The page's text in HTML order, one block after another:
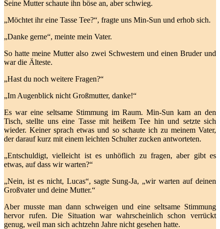
Seine Mutter schaute ihn böse an, aber schwieg.
„Möchtet ihr eine Tasse Tee?“, fragte uns Min-Sun und erhob sich.
„Danke gerne“, meinte mein Vater.
So hatte meine Mutter also zwei Schwestern und einen Bruder und
war die Älteste.
„Hast du noch weitere Fragen?“
„Im Augenblick nicht Großmutter, danke!“
Es war eine seltsame Stimmung im Raum. Min-Sun kam an den
Tisch, stellte uns eine Tasse mit heißem Tee hin und setzte sich
wieder. Keiner sprach etwas und so schaute ich zu meinem Vater,
der darauf kurz mit einem leichten Schulter zucken antworteten.
„Entschuldigt, vielleicht ist es unhöflich zu fragen, aber gibt es
etwas, auf dass wir warten?“
„Nein, ist es nicht, Lucas“, sagte Sung-Ja, „wir warten auf deinen
Großvater und deine Mutter.“
Aber musste man dann schweigen und eine seltsame Stimmung
hervor rufen. Die Situation war wahrscheinlich schon verrückt
genug, weil man sich achtzehn Jahre nicht gesehen hatte.